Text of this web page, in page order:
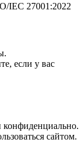
IEC 27001:2022
если у вас
сайтом.